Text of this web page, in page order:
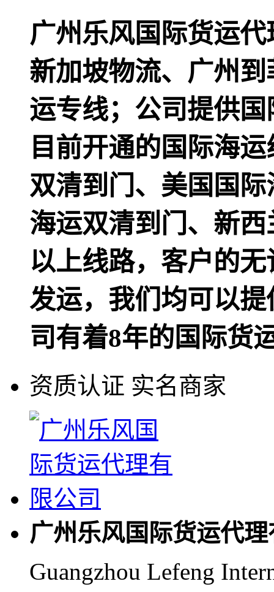
广州乐风国际货运
新加坡物流、广州
运专线；公司提供
目前开通的国际海
双清到门、美国国
海运双清到门、新
以上线路，客户的
发运，我们均可以
司有着8年的国际货
资质认证 实名商家
广州乐风国际货运代
Guangzhou Lefeng